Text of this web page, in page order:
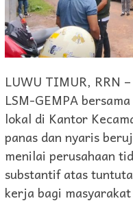
LUWU TIMUR, RRN
LSM-GEMPA
lokal di Kantor
panas dan nyaris
menilai perusahaan
substantif atas
kerja bagi